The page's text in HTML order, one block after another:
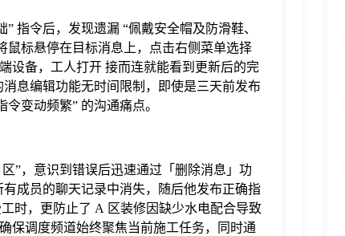
指令后，发现遗漏 “佩戴安全帽及防滑鞋、
鼠标悬停在目标消息上，点击右侧菜单选择
设备，工人打开 接而连就能看到更新后的完
息编辑功能无时间限制，即使是三天前发布
变动频繁” 的沟通痛点。
”，意识到错误后迅速通过「删除消息」功
成员的聊天记录中消失，随后他发布正确指
时，更防止了 A 区装修因缺少水电配合导致
保调度频道始终聚焦当前施工任务，同时通